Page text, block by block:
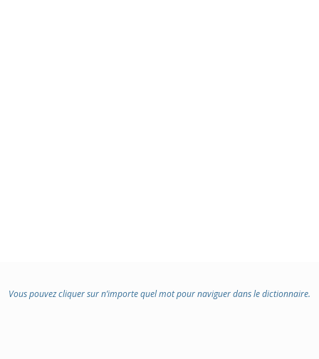
Vous pouvez cliquer sur n’importe quel mot pour naviguer dans le dictionnaire.